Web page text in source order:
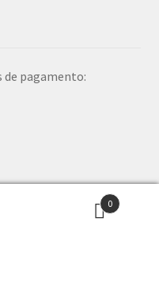
de pagamento:
0